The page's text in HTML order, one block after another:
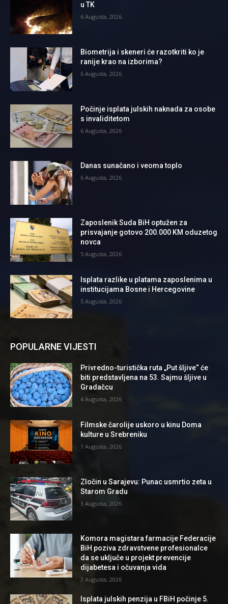
u TK
6 Augusta, 2026
Biometrija i skeneri će razotkriti ko je
ranije krao na izborima?
6 Augusta, 2026
Počinje isplata julskih naknada za osobe
s invaliditetom
6 Augusta, 2026
Danas sunačano i veoma toplo
6 Augusta, 2026
Zaposlenik Suda BiH optužen za
prisvajanje gotovo 200.000 KM oduzetog
novca
5 Augusta, 2026
Isplata razlike u platama zaposlenima u
institucijama Bosne i Hercegovine
5 Augusta, 2026
POPULARNE VIJESTI
Privredno-turistička ruta „Put šljive“ će
biti predstavljena na 53. Sajmu šljive u
Gradačcu
4 Augusta, 2026
Filmske čarolije uskoro u kinu Doma
kulture u Srebreniku
1 Augusta, 2026
Zločin u Sarajevu: Punac usmrtio zeta u
Starom Gradu
3 Augusta, 2026
Komora magistara farmacije Federacije
BiH poziva zdravstvene profesionalce
da se uključe u projekt prevencije
dijabetesa i očuvanja vida
3 Augusta, 2026
Isplata julskih penzija u FBiH počinje 5.